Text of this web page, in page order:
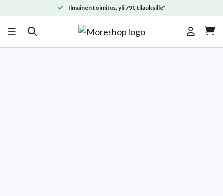
Ilmainen toimitus, yli 79€ tilauksille*
